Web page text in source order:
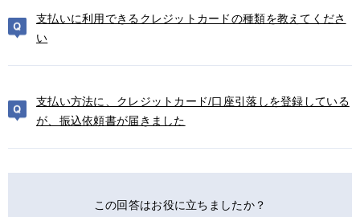
支払いに利用できるクレジットカードの種類を教えてくださ
い
支払い方法に、クレジットカード/口座引落しを登録している
が、振込依頼書が届きました
この回答はお役に立ちましたか？